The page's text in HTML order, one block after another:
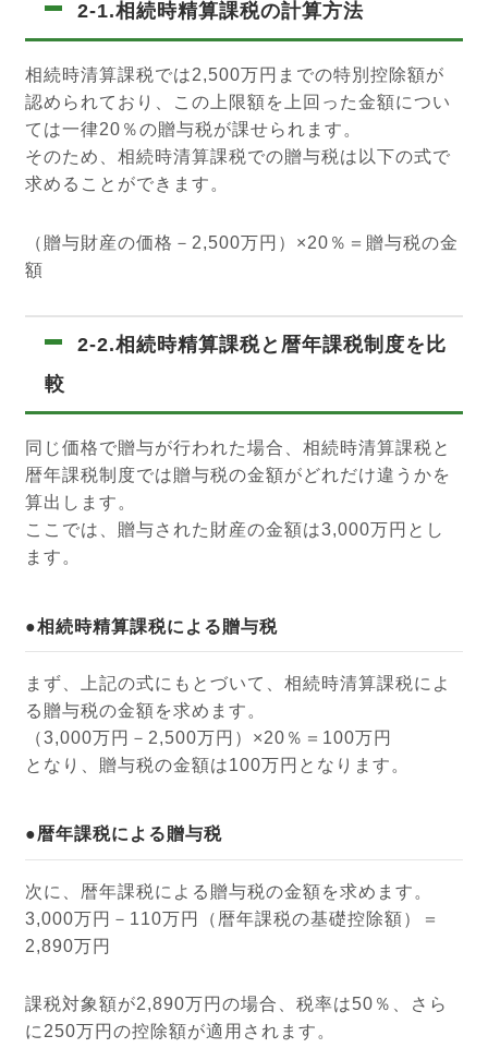
2-1.相続時精算課税の計算方法
相続時清算課税では2,500万円までの特別控除額が
認められており、この上限額を上回った金額につい
ては一律20％の贈与税が課せられます。
そのため、相続時清算課税での贈与税は以下の式で
求めることができます。
（贈与財産の価格－2,500万円）×20％＝贈与税の金
額
2-2.相続時精算課税と暦年課税制度を比
較
同じ価格で贈与が行われた場合、相続時清算課税と
暦年課税制度では贈与税の金額がどれだけ違うかを
算出します。
ここでは、贈与された財産の金額は3,000万円とし
ます。
●相続時精算課税による贈与税
まず、上記の式にもとづいて、相続時清算課税によ
る贈与税の金額を求めます。
（3,000万円－2,500万円）×20％＝100万円
となり、贈与税の金額は100万円となります。
●暦年課税による贈与税
次に、暦年課税による贈与税の金額を求めます。
3,000万円－110万円（暦年課税の基礎控除額）＝
2,890万円
課税対象額が2,890万円の場合、税率は50％、さら
に250万円の控除額が適用されます。